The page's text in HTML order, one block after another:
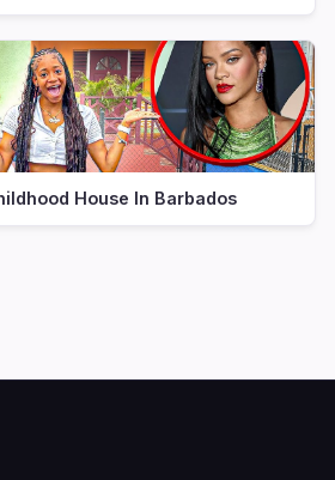
House In Barbados